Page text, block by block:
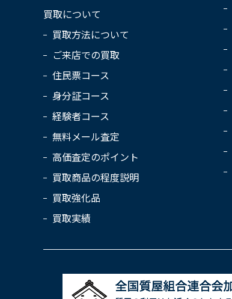
買取について
買取方法について
ご来店での買取
住民票コース
身分証コース
経験者コース
無料メール査定
高価査定のポイント
買取商品の程度説明
買取強化品
買取実績